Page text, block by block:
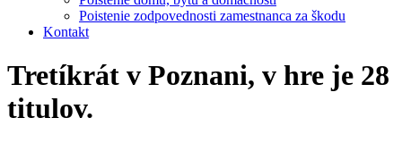
Poistenie zodpovednosti zamestnanca za škodu
Kontakt
Tretíkrát v Poznani, v hre je 28
titulov.